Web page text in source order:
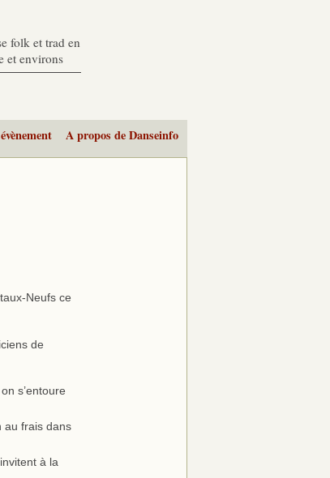
folk et trad en
et environs
A propos de Danseinfo
Neufs ce
de
s’entoure
au frais dans
à la